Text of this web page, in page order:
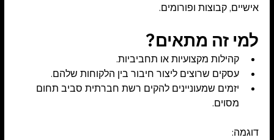
אישיים, קבוצות ופורומים.
למי זה מתאים?
קהילות מקצועיות או תחביביות.
עסקים שרוצים ליצור חיבור בין הלקוחות שלהם.
יזמים שמעוניינים להקים רשת חברתית סביב תחום
מסוים.
דוגמה: